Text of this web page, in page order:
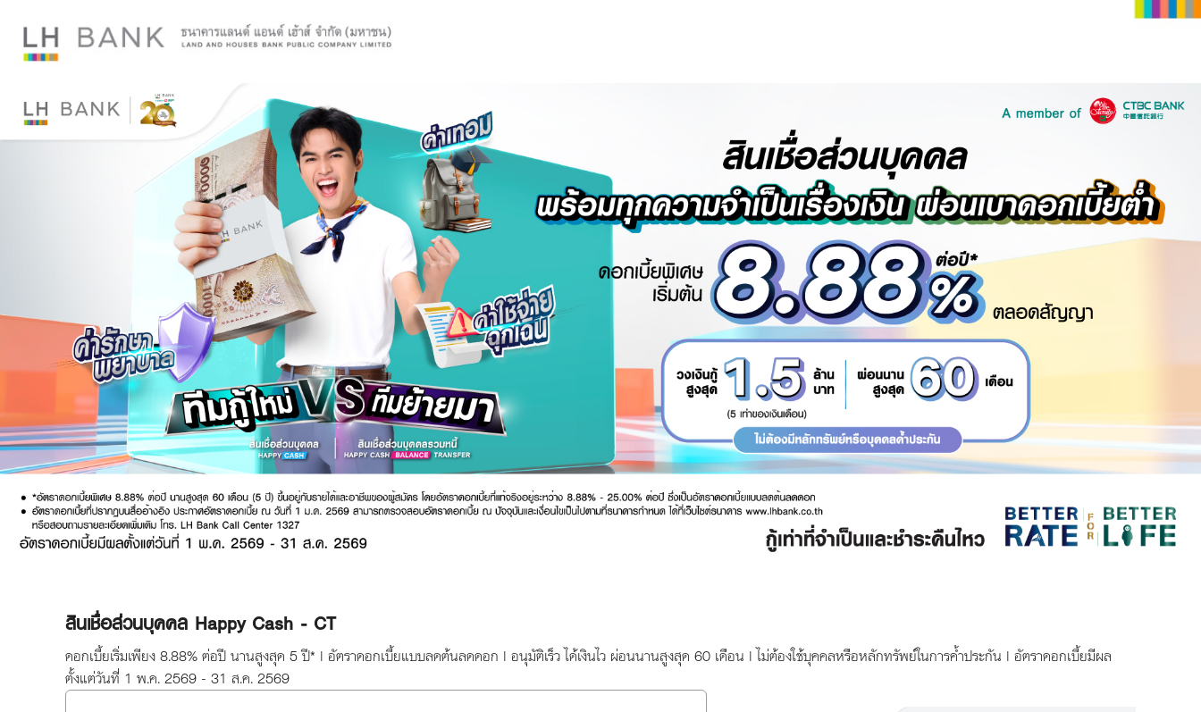
สินเชื่อส่วนบุคคล Happy Cash - CT
ดอกเบี้ยเริ่มเพียง 8.88% ต่อปี นานสูงสุด 5 ปี* | อัตราดอกเบี้ยแบบลดต้นลดดอก | อนุมัติเร็ว ได้เงินไว ผ่อนนานสูงสุด 60 เดือน | ไม่ต้องใช้บุคคลหรือหลักทรัพย์ในการค้ำประกัน | อัตราดอกเบี้ยมีผล
ตั้งแต่วันที่ 1 พ.ค. 2569 - 31 ส.ค. 2569